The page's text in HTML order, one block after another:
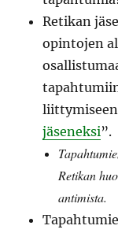
Retikan
opintojen
jäseneksi”.
Retikan
antimista.